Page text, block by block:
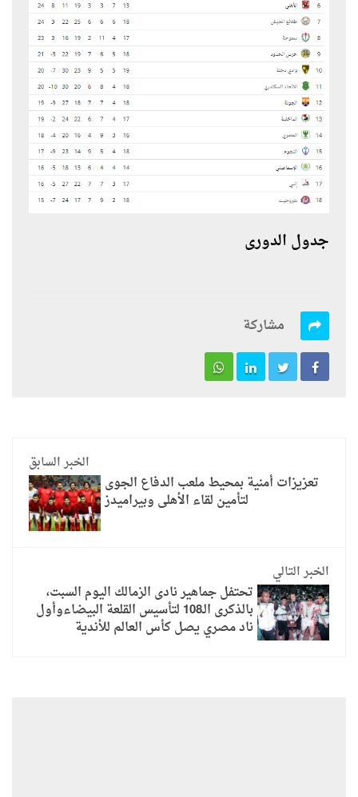
جدول الدورى
مشاركة
الخبر السابق
تعزيزات أمنية بمحيط ملعب الدفاع الجوى
لتأمين لقاء الأهلى وبيراميدز
الخبر التالي
تحتفل جماهير نادى الزمالك اليوم السبت،
بالذكرى الـ108 لتأسيس القلعة البيضاءوأول
ناد مصري يصل كأس العالم للأندية